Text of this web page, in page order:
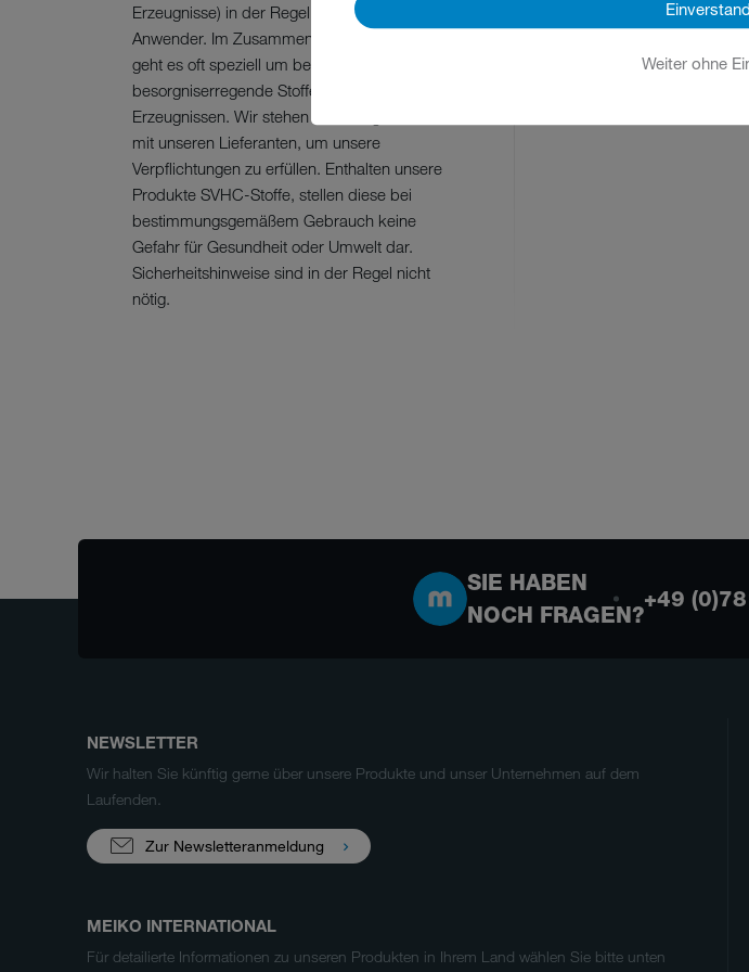
Weiter ohne
Erzeugnisse) in der Regel ein nachgeschalteter
Anwender. Im Zusammenhang mit REACH
geht es oft speziell um besonders
besorgniserregende Stoffe (SVHCs) in
Erzeugnissen. Wir stehen in ständigem Kontakt
mit unseren Lieferanten, um unsere
Verpflichtungen zu erfüllen. Enthalten unsere
Produkte SVHC-Stoffe, stellen diese bei
bestimmungsgemäßem Gebrauch keine
Gefahr für Gesundheit oder Umwelt dar.
Sicherheitshinweise sind in der Regel nicht
nötig.
SIE HABEN
NOCH FRAGEN?
+49
NEWSLETTER
Wir halten Sie künftig gerne über unsere Produkte und unser Unternehmen auf dem
Laufenden.
Zur Newsletteranmeldung
MEIKO INTERNATIONAL
Für detailierte Informationen zu unseren Produkten in Ihrem Land wählen Sie bitte unten